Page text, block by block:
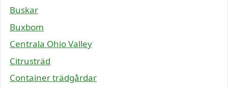
Buskar
Buxbom
Centrala Ohio Valley
Citrusträd
Container trädgårdar